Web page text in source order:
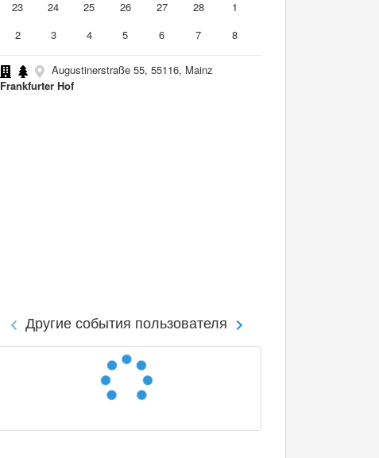
23
24 25 26 27 28
1
2
3 4 5 6 7 8
Augustinerstraße 55, 55116, Mainz
Frankfurter Hof
Другие события пользователя